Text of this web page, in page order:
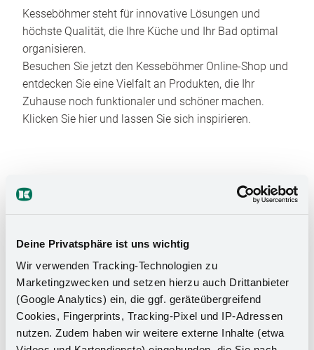
Deine Privatsphäre ist uns wichtig
Wir verwenden Tracking-Technologien zu
Marketingzwecken und setzen hierzu auch Drittanbieter
(Google Analytics) ein, die ggf. geräteübergreifend
Cookies, Fingerprints, Tracking-Pixel und IP-Adressen
nutzen. Zudem haben wir weitere externe Inhalte (etwa
Kesseböhmer steht für innovative Lösungen und
höchste Qualität, die Ihre Küche und Ihr Bad optimal
organisieren.
Besuchen Sie jetzt den Kesseböhmer Online-Shop und
entdecken Sie eine Vielfalt an Produkten, die Ihr
Zuhause noch funktionaler und schöner machen.
Klicken Sie hier und lassen Sie sich inspirieren.
Das Stauraumwunder für Ihr
Badezimmer